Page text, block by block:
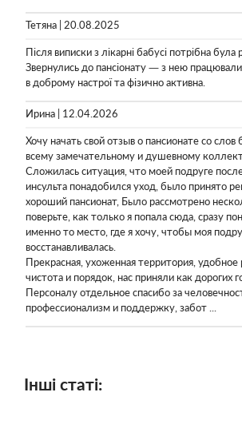
Тетяна | 20.08.2025
Після виписки з лікарні бабусі потрібна була
Звернулись до пансіонату — з нею
в доброму настрої та фізично активна.
Ирина | 12.04.2026
Хочу начать свой отзыв о пансионате со слов
всему замечательному и душевному
Сложилась ситуация, что моей подруге
инсульта понадобился уход, было принято
хороший пансионат, Было рассмотрено
поверьте, как только я попала сюда, сразу
именно то место, где я хочу, чтобы моя
восстанавливалась.
Прекрасная, ухоженная территория, удобное
чистота и порядок, нас приняли как дорогих
Персоналу отдельное спасибо за
профессионализм и поддержку, забот ...
Інші статі: